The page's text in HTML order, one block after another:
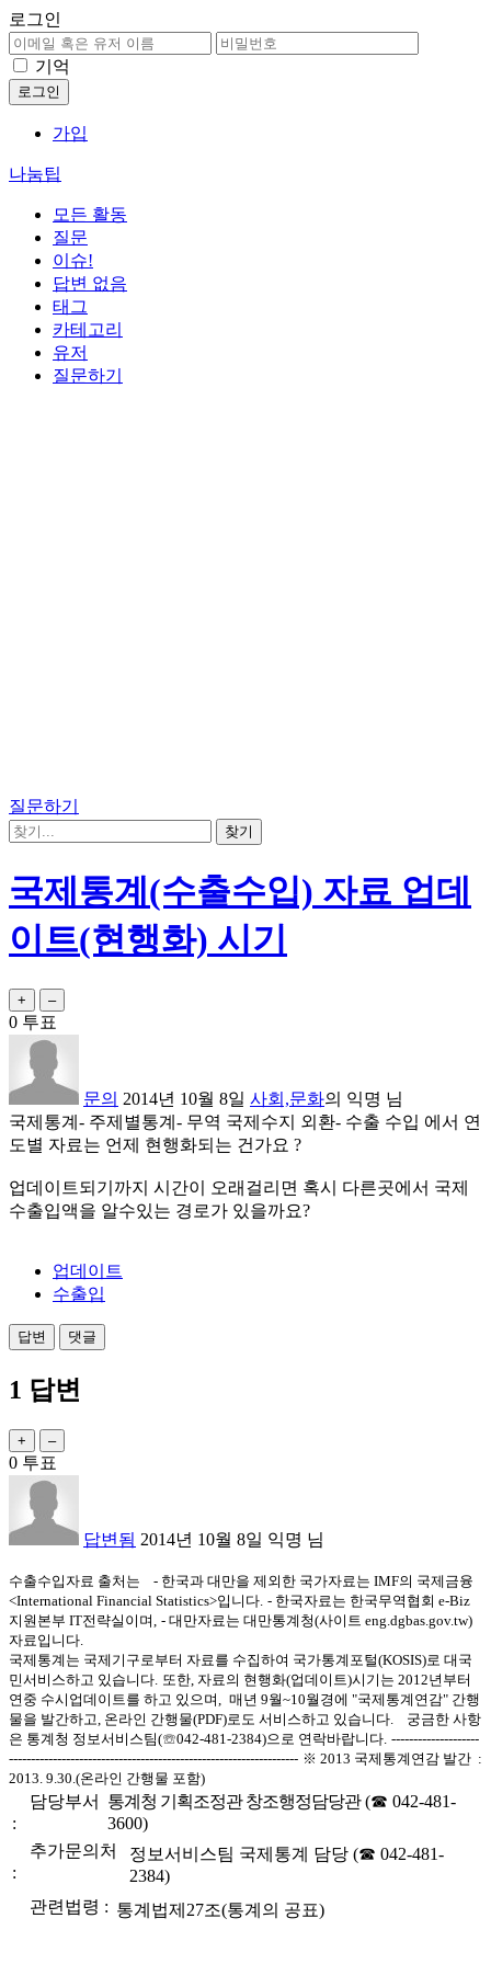
로그인
기억
가입
나눔팁
모든 활동
질문
이슈!
답변 없음
태그
카테고리
유저
질문하기
질문하기
국제통계(수출수입) 자료 업데
이트(현행화) 시기
0 투표
문의 2014년 10월 8일 사회,문화의 익명 님
국제통계- 주제별통계- 무역 국제수지 외환- 수출 수입 에서 연
도별 자료는 언제 현행화되는 건가요 ?
업데이트되기까지 시간이 오래걸리면 혹시 다른곳에서 국제
수출입액을 알수있는 경로가 있을까요?
업데이트
수출입
1 답변
0 투표
답변됨 2014년 10월 8일 익명 님
수출수입자료 출처는
- 한국과 대만을 제외한 국가자료는 IMF의 국제금융
<International Financial Statistics>입니다. - 한국자료는 한국무역협회 e-Biz
지원본부 IT전략실이며, - 대만자료는 대만통계청(사이트 eng.dgbas.gov.tw)
자료입니다.
국제통계는 국제기구로부터 자료를 수집하여 국가통계포털(KOSIS)로 대국
민서비스하고 있습니다. 또한, 자료의 현행화(업데이트)시기는 2012년부터
연중 수시업데이트를 하고 있으며,
매년 9월~10월경에 "국제통계연감" 간행
물을 발간하고, 온라인 간행물(PDF)로도 서비스하고 있습니다.
궁금한 사항
은 통계청 정보서비스팀(☏042-481-2384)으로 연락바랍니다. --------------------
------------------------------------------------------------------ ※ 2013 국제통계연감 발간 :
2013. 9.30.(온라인 간행물 포함)
담당부서
:
통계청 기획조정관 창조행정담당관(☎ 042-481-
3600)
추가문의처
:
정보서비스팀 국제통계 담당 (☎ 042-481-
2384)
관련법령 : 통계법제27조(통계의 공표)